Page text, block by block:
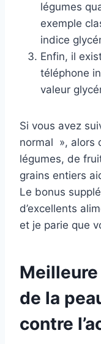
légumes
exemple
indice
Enfin, il
téléphone
valeur
Si vous avez
normal », alors
légumes, de
grains entiers
Le bonus
d’excellents
et je parie que
de la
contre